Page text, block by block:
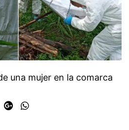
una mujer en la comarca